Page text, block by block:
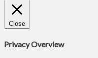
Close
Privacy Overview